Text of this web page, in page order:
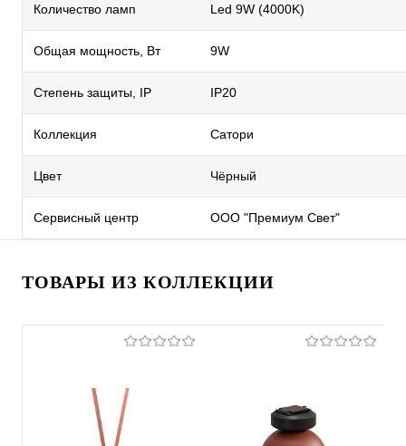
Количество ламп Led 9W (4000K)
Общая мощность, Вт 9W
Степень защиты, IP IP20
Коллекция Сатори
Цвет Чёрный
Сервисный центр ООО "Премиум Свет"
ТОВАРЫ ИЗ КОЛЛЕКЦИИ